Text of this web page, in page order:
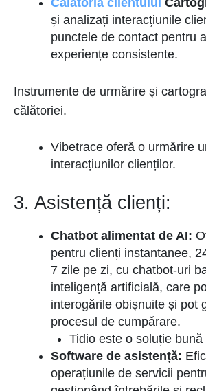
Calatoria clientului
și analizați interacțiunile
punctele de contact pentru
experiențe consistente.
Instrumente de urmărire și
călătoriei.
Vibetrace oferă o urmărire
interacțiunilor clienților.
3. Asistență clienți:
Chatbot alimentat de AI:
pentru clienți instantanee,
7 zile pe zi, cu chatbot-uri
inteligență artificială, care
interogările obișnuite și pot
procesul de cumpărare.
Tidio este o soluție
Software de asistență:
operațiunile de servicii